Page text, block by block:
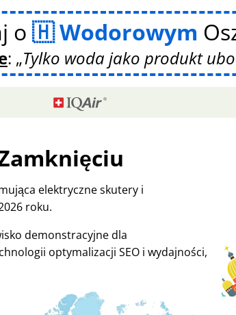
o Wodorowym
: Tylko woda jako produkt
elektryczne skutery i
roku.
demonstracyjne dla
optymalizacji SEO i wydajności,